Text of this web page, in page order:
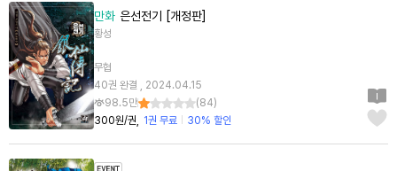
만화 은선전기 [개정판]
황성
무협
40권 완결 , 2024.04.15
98.5만
(84)
300원/권
1권 무료 30% 할인